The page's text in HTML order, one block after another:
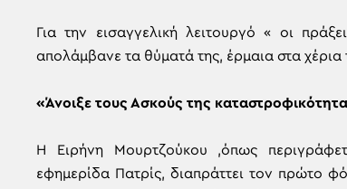
Για την εισαγγελική λειτουργό « οι
απολάμβανε τα θύματά της, έρμαια στα χέρια
«Άνοιξε τους Ασκούς της
Η Ειρήνη Μουρτζούκου ,όπως
εφημερίδα Πατρίς, διαπράττει τον πρώτο